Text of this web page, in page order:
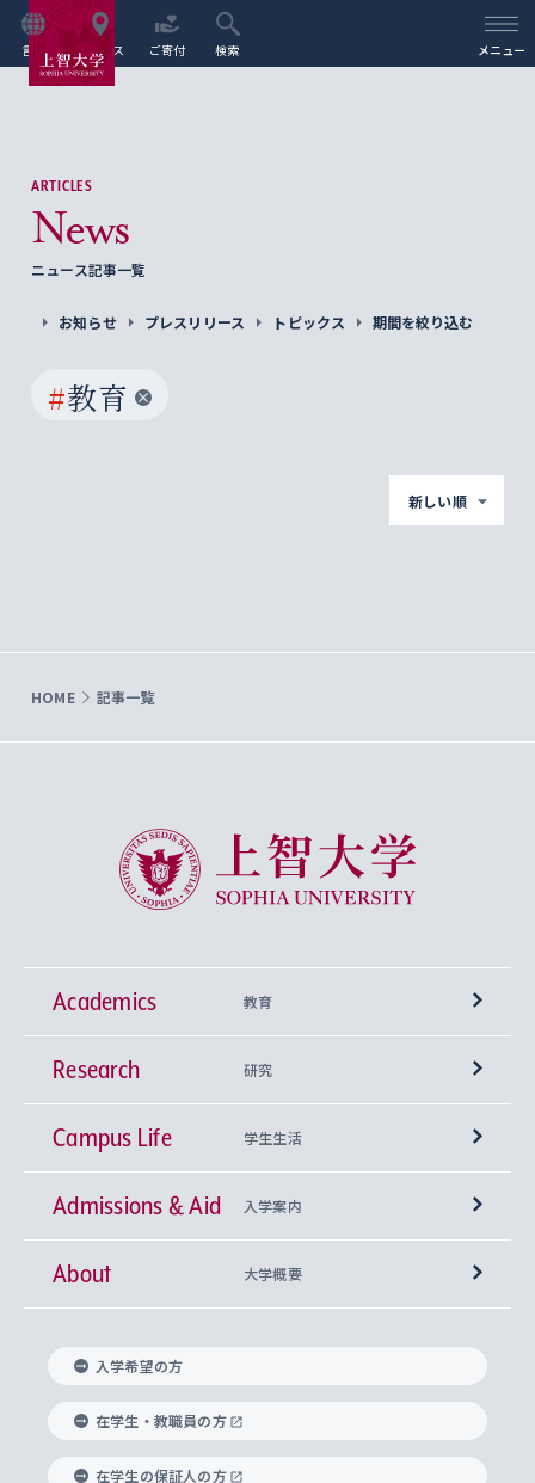
言語 アクセス ご寄付 検索 メニュー
ARTICLES
News
ニュース記事一覧
お知らせ プレスリリース トピックス 期間を絞り込む
#教育
新しい順
HOME 記事一覧
上智大学 Sophia University
Academics 教育
学部
神学部
文学部
総合人間科学部
経済学部
外国語学部
興味から学科を探す
上智大学の全学共通教育
基盤教育センター
キリスト教人間学
身体知
思考と表現
上智大学の語学教育
言語教育研究センター
上智大学のグローバル教育
グローバル教育センター
上智大学で学ぶ
学びのサポート
大学院
Research 研究
研究所 等
キリスト教文化研究所
中世思想研究所
国際言語情報研究所
グローバル・コンサーン研究所
Sophia Open Research Weeks (SORW)
産官学連携
知的財産
研究支援制度
重点領域研究・自由課題研究
研究活動に関する法令・研究費の使用について
Campus Life 学生生活
学期区分と授業時間割
課外活動
課外教育プログラム
ボランティア活動
グローバルな学びのコミュニティ
学生の相談窓口
心身の健康相談
キャリア形成サポート
Admissions & Aid 入学案内
上智大学で取得できる学位
入れの方針）
科目等履修生
About 大学概要
理事長・学長メッセージ
学長・副学長紹介
上智大学の精神
上智大学の理念
グローバルエンゲージメント
入学希望の方
在学生・教職員の方
在学生の保証人の方